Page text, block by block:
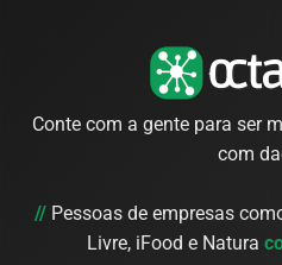
Conte com a gente para ser
com
//Pessoas de empresas
Livre, iFood e Natura